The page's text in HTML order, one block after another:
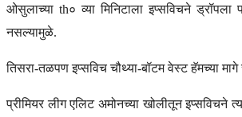
ओसुलाच्या th० व्या मिनिटाला इप्सविचने ड्रॉपला
नसल्यामुळे.
तिसरा-तळपण इप्सविच चौथ्या-बॉटम वेस्ट हॅमच्या
प्रीमियर लीग एलिट अमोनच्या खोलीतून इप्सविचने